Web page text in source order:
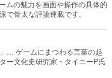
ムの魅力を画面や操作の具体的
で骨太な評論連載です。
… ゲームにまつわる言葉の起
ー文化史研究家・タイニーP氏